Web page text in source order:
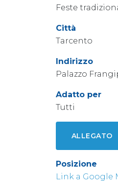
Feste
Città
Tarcento
Indirizzo
Palazzo
Adatto per
Tutti
ALLEGATO
Posizione
Link a Google